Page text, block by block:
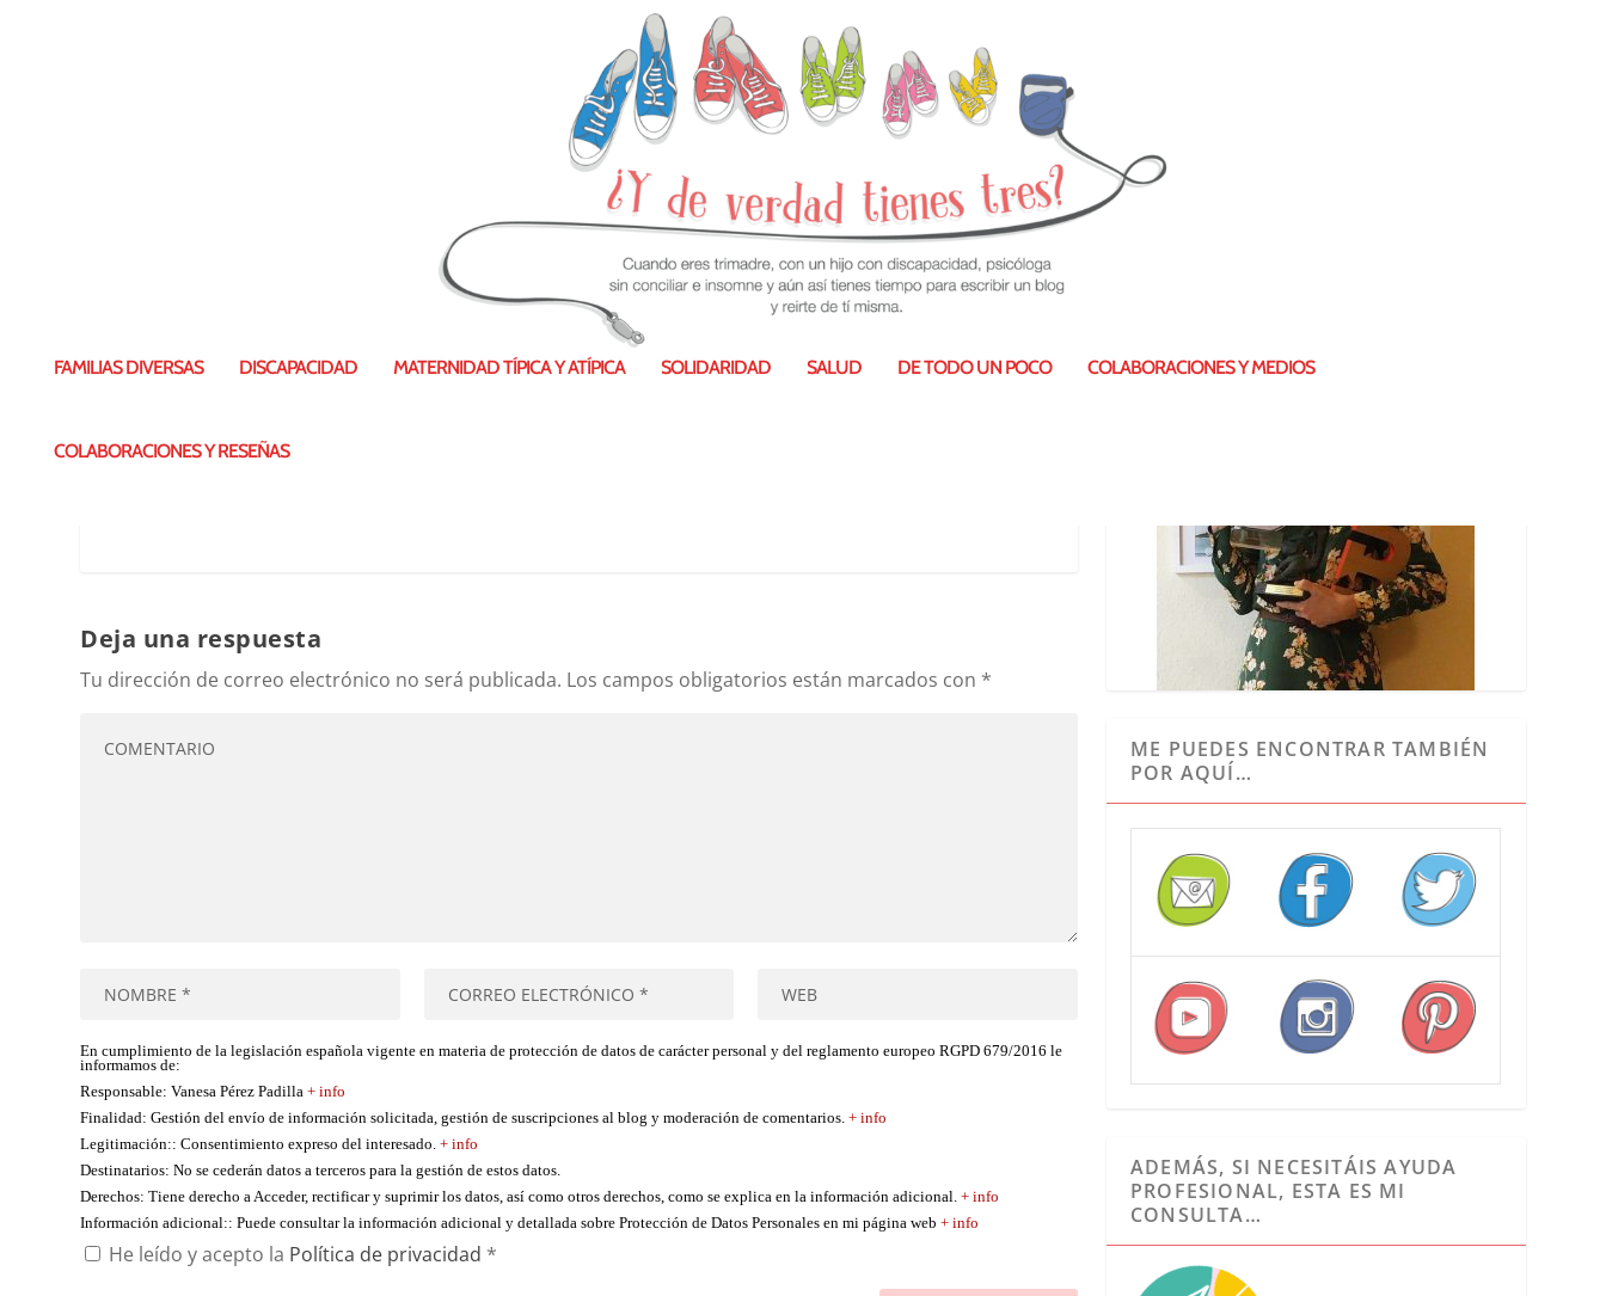
FAMILIAS DIVERSAS DISCAPACIDAD MATERNIDAD TÍPICA Y ATÍPICA SOLIDARIDAD SALUD DE TODO UN POCO COLABORACIONES Y MEDIOS
COLABORACIONES Y RESEÑAS
Deja una respuesta
Tu dirección de correo electrónico no será publicada. Los campos obligatorios están marcados con *
En cumplimiento de la legislación española vigente en materia de protección de datos de carácter personal y del reglamento europeo RGPD 679/2016 le
informamos de:
Responsable: Vanesa Pérez Padilla+ info
Finalidad: Gestión del envío de información solicitada, gestión de suscripciones al blog y moderación de comentarios.+ info
Legitimación:: Consentimiento expreso del interesado.+ info
Destinatarios: No se cederán datos a terceros para la gestión de estos datos.
Derechos: Tiene derecho a Acceder, rectificar y suprimir los datos, así como otros derechos, como se explica en la información adicional.+ info
Información adicional:: Puede consultar la información adicional y detallada sobre Protección de Datos Personales en mi página web+ info
He leído y acepto la Política de privacidad *
ME PUEDES ENCONTRAR TAMBIÉN
POR AQUÍ…
ADEMÁS, SI NECESITÁIS AYUDA
PROFESIONAL, ESTA ES MI
CONSULTA…